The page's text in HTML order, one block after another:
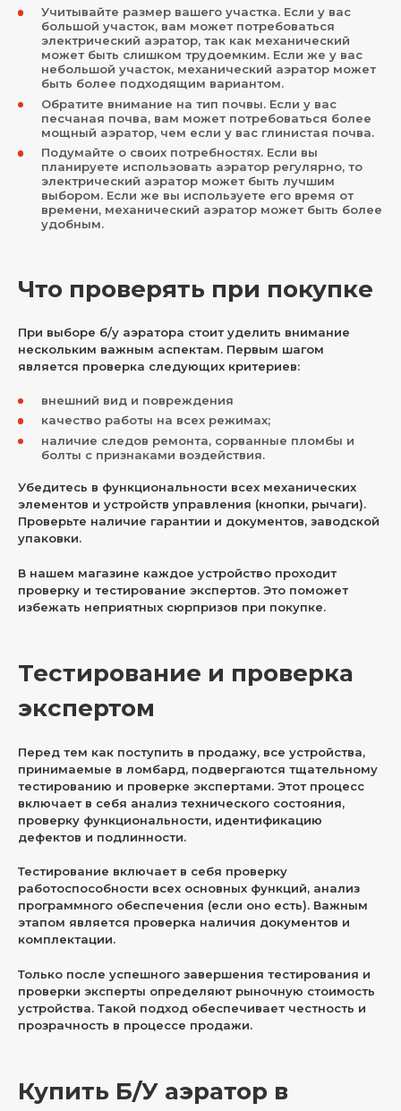
Учитывайте размер вашего участка. Если у вас
большой участок, вам может потребоваться
электрический аэратор, так как механический
может быть слишком трудоемким. Если же у вас
небольшой участок, механический аэратор может
быть более подходящим вариантом.
Обратите внимание на тип почвы. Если у вас
песчаная почва, вам может потребоваться более
мощный аэратор, чем если у вас глинистая почва.
Подумайте о своих потребностях. Если вы
планируете использовать аэратор регулярно, то
электрический аэратор может быть лучшим
выбором. Если же вы используете его время от
времени, механический аэратор может быть более
удобным.
Что проверять при покупке
При выборе б/у аэратора стоит уделить внимание
нескольким важным аспектам. Первым шагом
является проверка следующих критериев:
внешний вид и повреждения
качество работы на всех режимах;
наличие следов ремонта, сорванные пломбы и
болты с признаками воздействия.
Убедитесь в функциональности всех механических
элементов и устройств управления (кнопки, рычаги).
Проверьте наличие гарантии и документов, заводской
упаковки.
В нашем магазине каждое устройство проходит
проверку и тестирование экспертов. Это поможет
избежать неприятных сюрпризов при покупке.
Тестирование и проверка
экспертом
Перед тем как поступить в продажу, все устройства,
принимаемые в ломбард, подвергаются тщательному
тестированию и проверке экспертами. Этот процесс
включает в себя анализ технического состояния,
проверку функциональности, идентификацию
дефектов и подлинности.
Тестирование включает в себя проверку
работоспособности всех основных функций, анализ
программного обеспечения (если оно есть). Важным
этапом является проверка наличия документов и
комплектации.
Только после успешного завершения тестирования и
проверки эксперты определяют рыночную стоимость
устройства. Такой подход обеспечивает честность и
прозрачность в процессе продажи.
Купить Б/У аэратор в